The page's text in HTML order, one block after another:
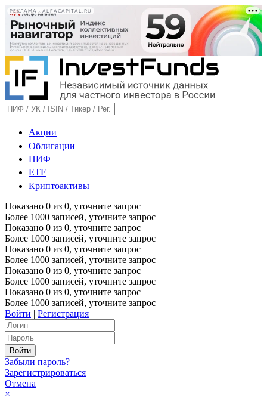
РЕКЛАМА • ALFACAPITAL.RU
Акции
Облигации
ПИФ
ETF
Криптоактивы
Показано 0 из 0, уточните запрос
Более 1000 записей, уточните запрос
Показано 0 из 0, уточните запрос
Более 1000 записей, уточните запрос
Показано 0 из 0, уточните запрос
Более 1000 записей, уточните запрос
Показано 0 из 0, уточните запрос
Более 1000 записей, уточните запрос
Показано 0 из 0, уточните запрос
Более 1000 записей, уточните запрос
Войти | Регистрация
Забыли пароль?
Зарегистрироваться
Отмена
×